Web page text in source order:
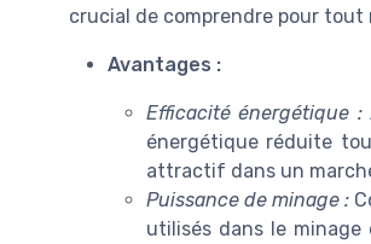
crucial de comprendre pour
Avantages :
Efficacité énergétique :
énergétique réduite
attractif dans un
Puissance de minage :
utilisés dans le